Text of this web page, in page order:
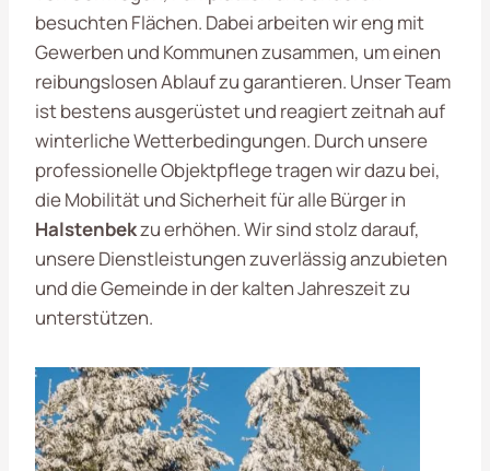
besuchten Flächen. Dabei arbeiten wir eng mit
Gewerben und Kommunen zusammen, um einen
reibungslosen Ablauf zu garantieren. Unser Team
ist bestens ausgerüstet und reagiert zeitnah auf
winterliche Wetterbedingungen. Durch unsere
professionelle Objektpflege tragen wir dazu bei,
die Mobilität und Sicherheit für alle Bürger in
Halstenbekzu erhöhen. Wir sind stolz darauf,
unsere Dienstleistungen zuverlässig anzubieten
und die Gemeinde in der kalten Jahreszeit zu
unterstützen.